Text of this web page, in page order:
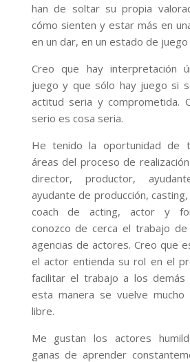
han de soltar su propia
cómo sienten y estar más en
en un dar, en un estado de
Creo que hay interpretación
juego y que sólo hay juego si
actitud seria y comprometida.
serio es cosa seria.
He tenido la oportunidad de
áreas del proceso de
director, productor,
ayudante de producción,
coach de acting, actor y
conozco de cerca el trabajo
agencias de actores. Creo que
el actor entienda su rol en el
facilitar el trabajo a los
esta manera se vuelve
libre.
Me gustan los actores
ganas de aprender